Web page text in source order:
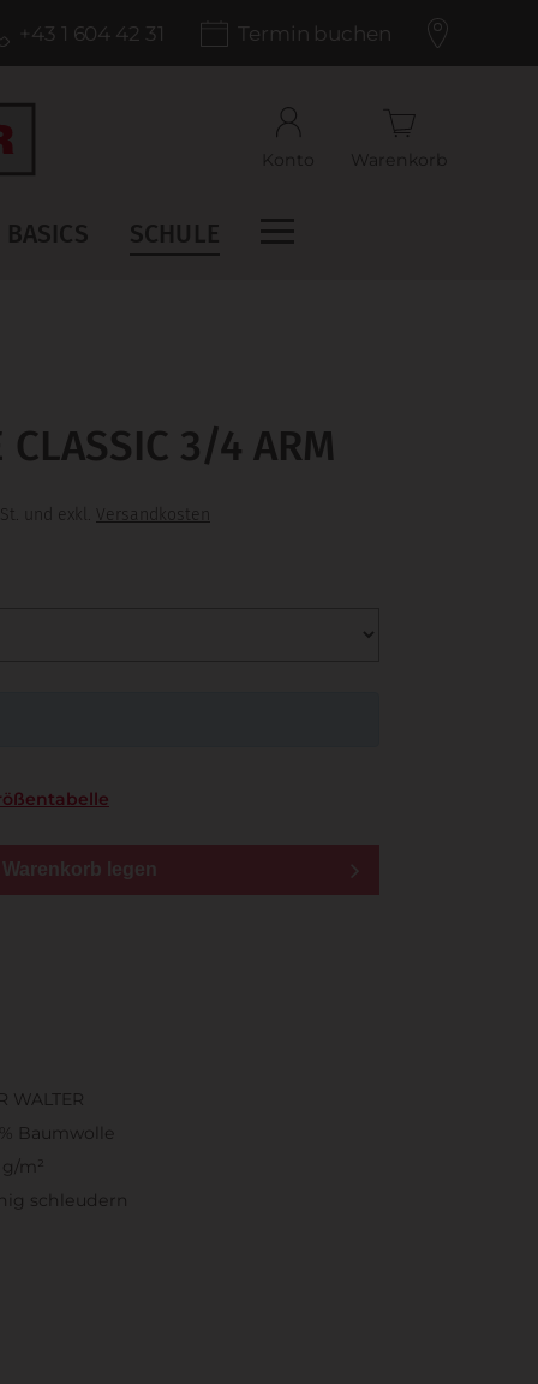
+43 1 604 42 31 Termin buchen
Konto
Warenkorb
BASICS SCHULE
CLASSIC 3/4 ARM
und exkl. Versandkosten
Warenkorb legen
WALTER
Baumwolle
m²
schleudern